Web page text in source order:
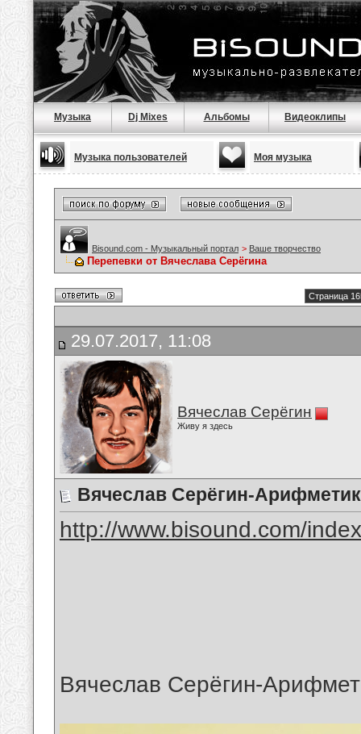
Музыка Dj Mixes Альбомы Видеоклипы
Музыка пользователей Моя музыка
Bisound.com - Музыкальный портал > Ваше творчество
Перепевки от Вячеслава Серёгина
Страница
29.07.2017, 11:08
Вячеслав Серёгин
Живу я здесь
Вячеслав Серёгин-
http://www.bisound.com/
Вячеслав Серёгин-